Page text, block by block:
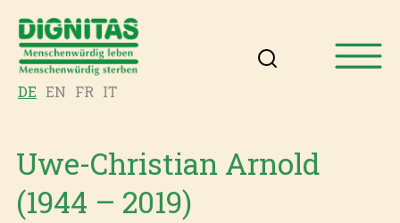
DE EN FR IT
Uwe-Christian Arnold
(1944 – 2019)